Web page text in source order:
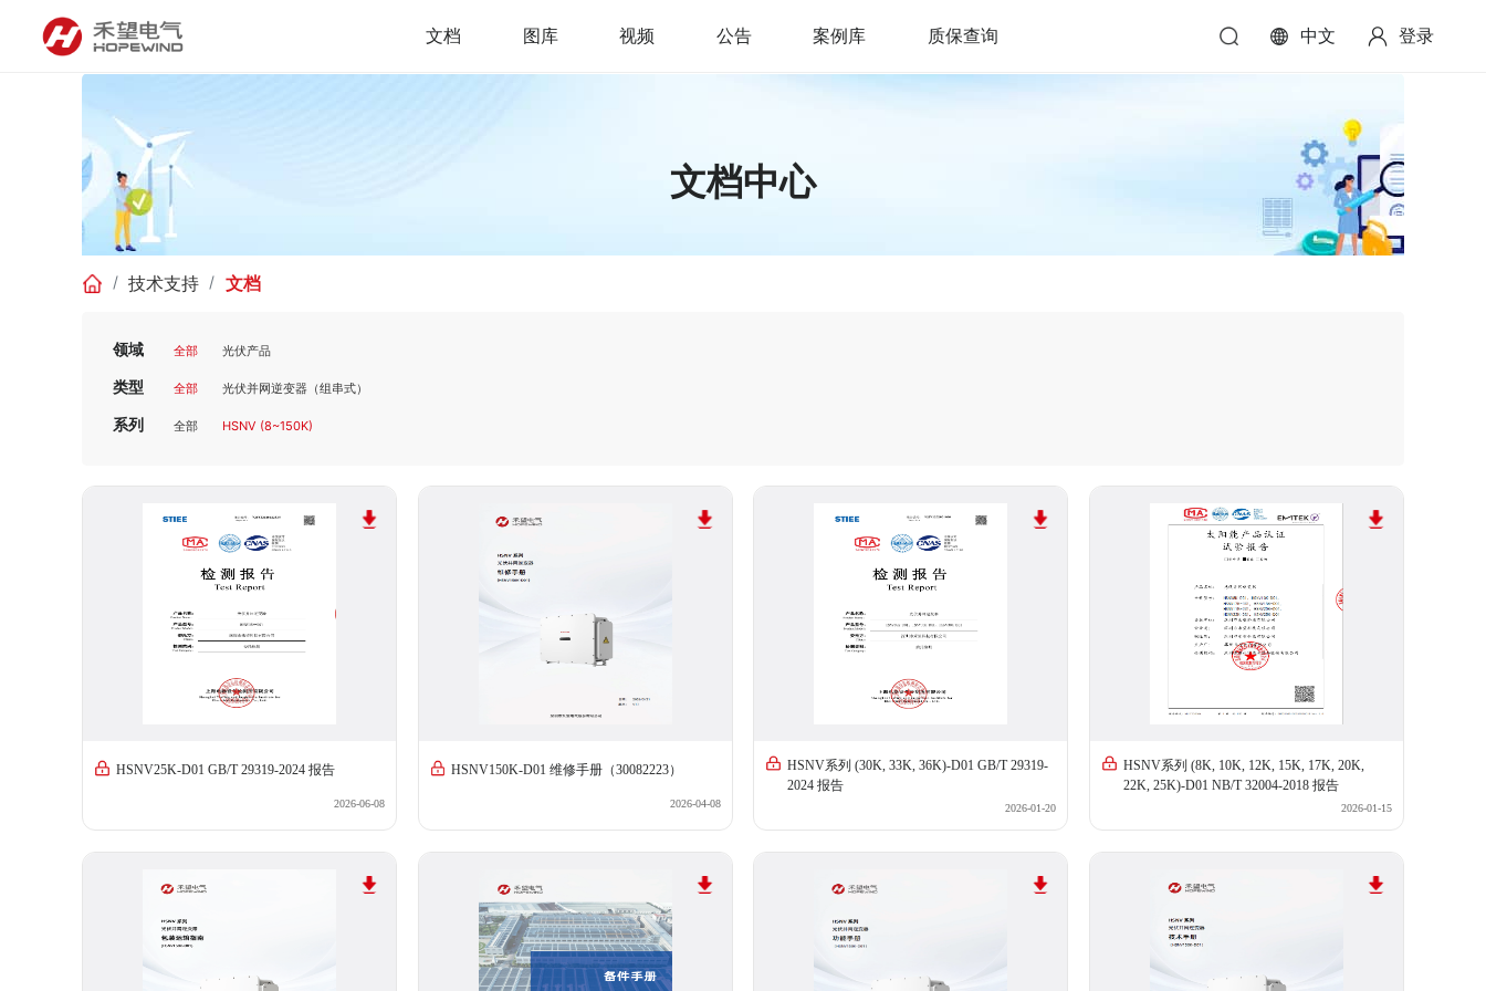
文档 图库 视频 公告 案例库 质保查询 中文 登录
文档中心
技术支持 文档
领域 全部 光伏产品
类型 全部 光伏并网逆变器（组串式）
系列 全部 HSNV (8~150K)
HSNV25K-D01 GB/T 29319-2024 报告
2026-06-08
HSNV150K-D01 维修手册（30082223）
2026-04-08
HSNV系列 (30K, 33K, 36K)-D01 GB/T 29319-
2024 报告
2026-01-20
HSNV系列 (8K, 10K, 12K, 15K, 17K, 20K,
22K, 25K)-D01 NB/T 32004-2018 报告
2026-01-15